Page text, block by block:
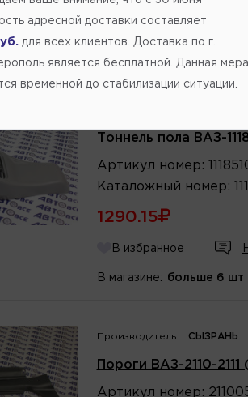
В избранное
Тоннель пола ВАЗ-
Артикул номер :
Каталожный номер :
1290.15
В избранное
В магазине: больше 6 шт
Производитель: СЫЗРАНЬ
Пороги ВАЗ-2110-
Артикул номер :
адресной доставки составляет
для всех клиентов. Доставка по г.
является бесплатной. Данная мера
временной до стабилизации ситуации.